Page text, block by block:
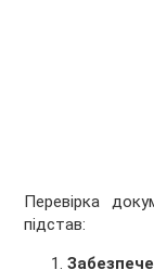
Перевірка
підстав: